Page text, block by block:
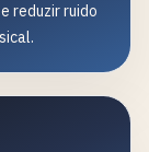
reduzir ruido